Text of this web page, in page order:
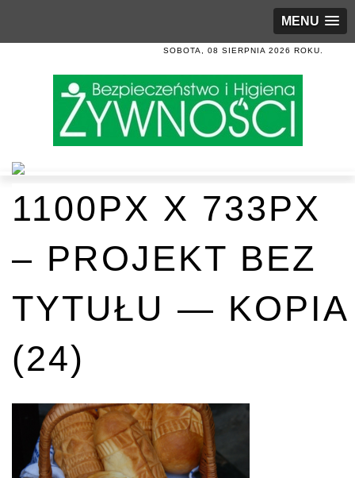
MENU
SOBOTA, 08 SIERPNIA 2026 ROKU.
1100PX X 733PX
– PROJEKT BEZ
TYTUŁU — KOPIA
(24)